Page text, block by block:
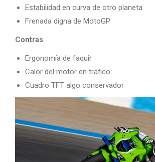
Estabilidad en curva de otro planeta
Frenada digna de MotoGP
Contras
Ergonomía de faquir
Calor del motor en tráfico
Cuadro TFT algo conservador